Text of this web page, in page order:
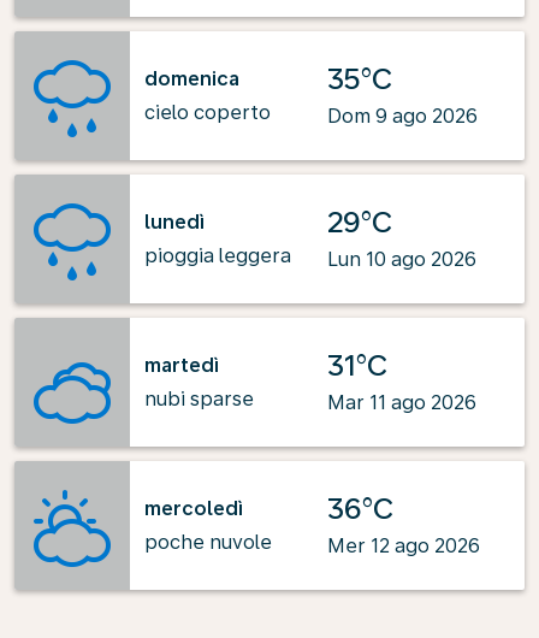
domenica
cielo coperto
35°C
Dom 9 ago 2026
lunedì
pioggia leggera
29°C
Lun 10 ago 2026
martedì
nubi sparse
31°C
Mar 11 ago 2026
mercoledì
poche nuvole
36°C
Mer 12 ago 2026